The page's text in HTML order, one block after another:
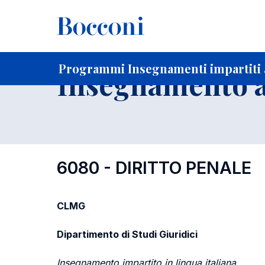
Programmi Insegnamenti impartiti
Home Per studenti iscritti
Insegnamento
6080 - DIRITTO PENALE
CLMG
Dipartimento di Studi Giuridici
Insegnamento impartito in lingua italiana